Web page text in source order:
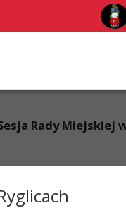
Rady Miejskiej